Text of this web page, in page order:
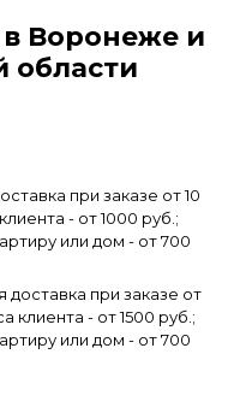
Воронеже и
области
при заказе от 10
- от 1000 руб.;
или дом - от 700
доставка при заказе от
клиента - от 1500 руб.;
или дом - от 700